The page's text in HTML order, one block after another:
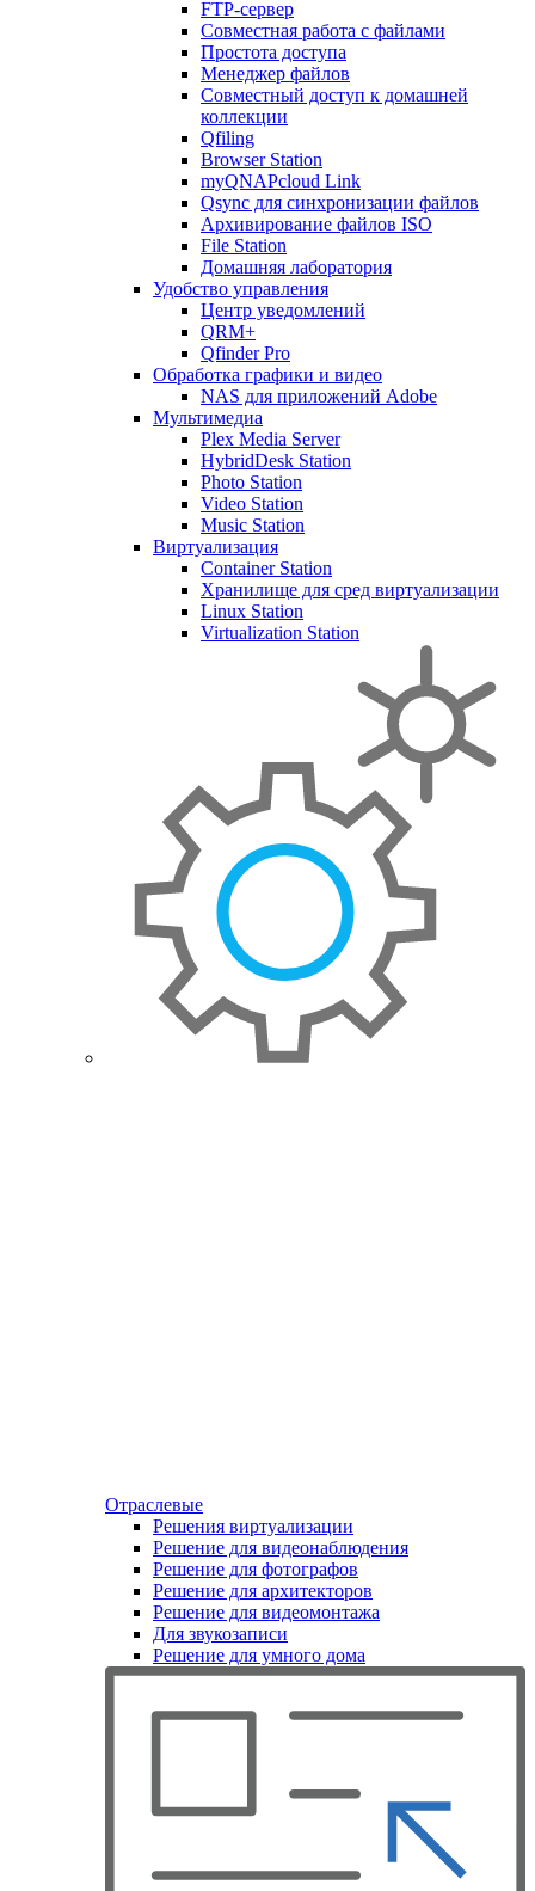
FTP-сервер
Совместная работа с файлами
Простота доступа
Менеджер файлов
Совместный доступ к домашней
коллекции
Qfiling
Browser Station
myQNAPcloud Link
Qsync для синхронизации файлов
Архивирование файлов ISO
File Station
Домашняя лаборатория
Удобство управления
Центр уведомлений
QRM+
Qfinder Pro
Обработка графики и видео
NAS для приложений Adobe
Мультимедиа
Plex Media Server
HybridDesk Station
Photo Station
Video Station
Music Station
Виртуализация
Container Station
Хранилище для сред виртуализации
Linux Station
Virtualization Station
Отраслевые
Решения виртуализации
Решение для видеонаблюдения
Решение для фотографов
Решение для архитекторов
Решение для видеомонтажа
Для звукозаписи
Решение для умного дома